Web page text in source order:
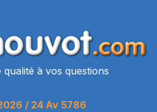
à vos questions
/ 24 Av 5786